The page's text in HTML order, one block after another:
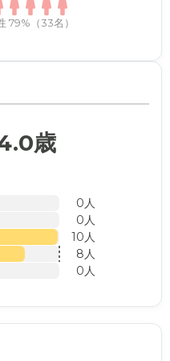
79%（33名）
歳
0人
0人
10人
8人
0人